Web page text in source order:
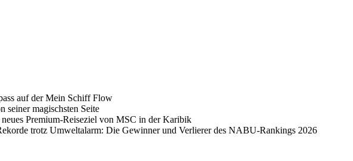
auf der Mein Schiff Flow
seiner magischsten Seite
Premium-Reiseziel von MSC in der Karibik
trotz Umweltalarm: Die Gewinner und Verlierer des NABU-Rankings 2026